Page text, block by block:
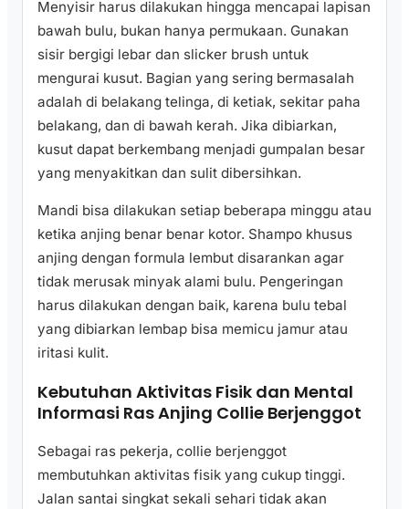
Menyisir harus dilakukan hingga mencapai lapisan
bawah bulu, bukan hanya permukaan. Gunakan
sisir bergigi lebar dan slicker brush untuk
mengurai kusut. Bagian yang sering bermasalah
adalah di belakang telinga, di ketiak, sekitar paha
belakang, dan di bawah kerah. Jika dibiarkan,
kusut dapat berkembang menjadi gumpalan besar
yang menyakitkan dan sulit dibersihkan.
Mandi bisa dilakukan setiap beberapa minggu atau
ketika anjing benar benar kotor. Shampo khusus
anjing dengan formula lembut disarankan agar
tidak merusak minyak alami bulu. Pengeringan
harus dilakukan dengan baik, karena bulu tebal
yang dibiarkan lembap bisa memicu jamur atau
iritasi kulit.
Kebutuhan Aktivitas Fisik dan Mental
Informasi Ras Anjing Collie Berjenggot
Sebagai ras pekerja, collie berjenggot
membutuhkan aktivitas fisik yang cukup tinggi.
Jalan santai singkat sekali sehari tidak akan